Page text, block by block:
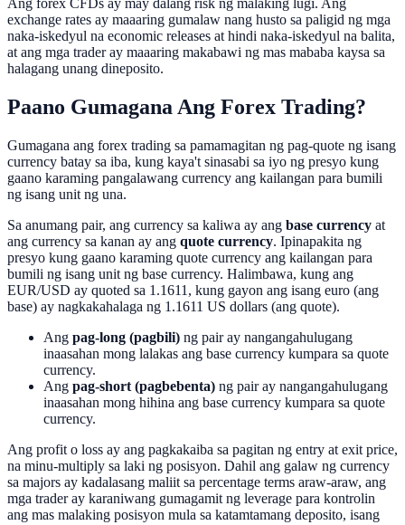
Ang forex CFDs ay may dalang risk ng malaking lugi. Ang
exchange rates ay maaaring gumalaw nang husto sa paligid ng mga
naka-iskedyul na economic releases at hindi naka-iskedyul na balita,
at ang mga trader ay maaaring makabawi ng mas mababa kaysa sa
halagang unang dineposito.
Paano Gumagana Ang Forex Trading?
Gumagana ang forex trading sa pamamagitan ng pag-quote ng isang
currency batay sa iba, kung kaya't sinasabi sa iyo ng presyo kung
gaano karaming pangalawang currency ang kailangan para bumili
ng isang unit ng una.
Sa anumang pair, ang currency sa kaliwa ay ang base currency at
ang currency sa kanan ay ang quote currency. Ipinapakita ng
presyo kung gaano karaming quote currency ang kailangan para
bumili ng isang unit ng base currency. Halimbawa, kung ang
EUR/USD ay quoted sa 1.1611, kung gayon ang isang euro (ang
base) ay nagkakahalaga ng 1.1611 US dollars (ang quote).
Ang pag-long (pagbili) ng pair ay nangangahulugang
inaasahan mong lalakas ang base currency kumpara sa quote
currency.
Ang pag-short (pagbebenta) ng pair ay nangangahulugang
inaasahan mong hihina ang base currency kumpara sa quote
currency.
Ang profit o loss ay ang pagkakaiba sa pagitan ng entry at exit price,
na minu-multiply sa laki ng posisyon. Dahil ang galaw ng currency
sa majors ay kadalasang maliit sa percentage terms araw-araw, ang
mga trader ay karaniwang gumagamit ng leverage para kontrolin
ang mas malaking posisyon mula sa katamtamang deposito, isang